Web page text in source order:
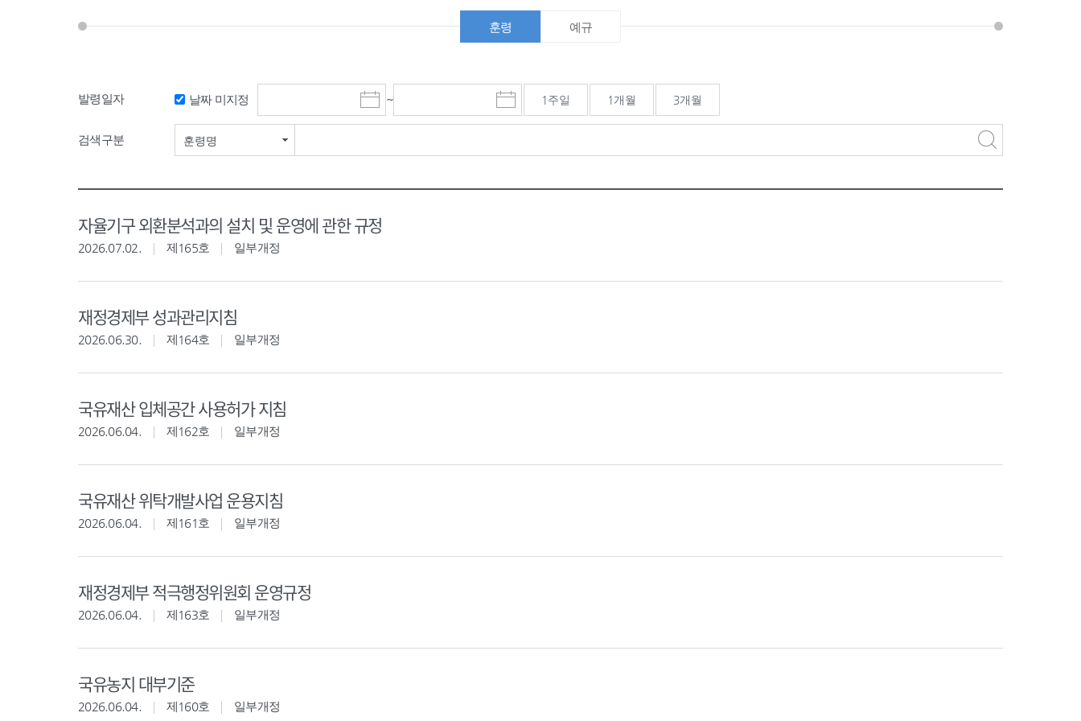
훈령 예규
발령일자 날짜 미지정
시
작
~
마
감
1주일 1개월 3개월
검색구분 훈령명
자율기구 외환분석과의 설치 및 운영에 관한 규정
2026.07.02. 제165호 일부개정
재정경제부 성과관리지침
2026.06.30. 제164호 일부개정
국유재산 입체공간 사용허가 지침
2026.06.04. 제162호 일부개정
국유재산 위탁개발사업 운용지침
2026.06.04. 제161호 일부개정
재정경제부 적극행정위원회 운영규정
2026.06.04. 제163호 일부개정
국유농지 대부기준
2026.06.04. 제160호 일부개정